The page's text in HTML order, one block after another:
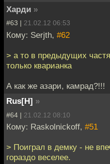
Харди »
#63 | 21.02.12 06:53
Кому: Serjth, #62
> а то в предыдущих
только кварианка
А как же азари, камрад?!!!
Rus[H] »
#64 | 21.02.12 08:10
Кому: Raskolnickoff, #51
> Поиграл в демку - не
гораздо веселее.